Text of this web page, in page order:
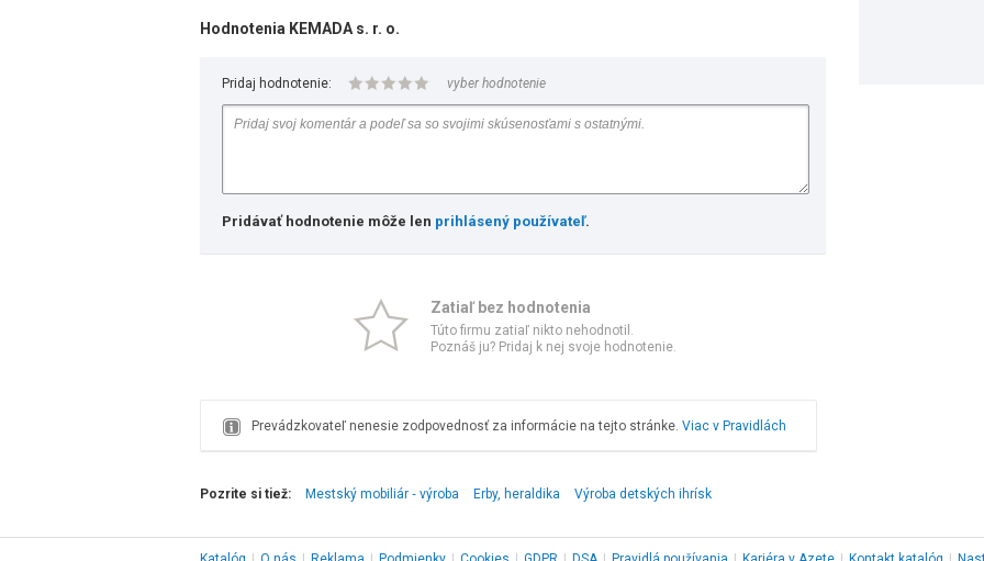
Hodnotenia KEMADA s. r. o.
Pridaj hodnotenie: vyber hodnotenie
Pridávať hodnotenie môže len prihlásený používateľ.
Zatiaľ bez hodnotenia
Túto firmu zatiaľ nikto nehodnotil.
Poznáš ju? Pridaj k nej svoje hodnotenie.
Prevádzkovateľ nenesie zodpovednosť za informácie na tejto stránke. Viac v Pravidlách
Pozrite si tiež: Mestský mobiliár ‑ výroba Erby, heraldika Výroba detských ihrísk